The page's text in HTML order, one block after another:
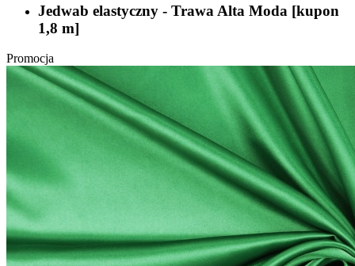
Jedwab elastyczny - Trawa Alta Moda [kupon
1,8 m]
Promocja